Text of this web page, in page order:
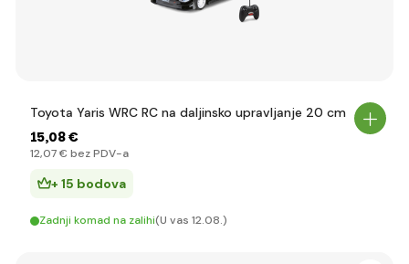
Toyota Yaris WRC RC na daljinsko upravljanje 20 cm
15,08 €
12,07 € bez PDV-a
+ 15 bodova
Zadnji komad na zalihi(U vas 12.08.)